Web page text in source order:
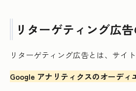
リターゲティング広
リターゲティング広告とは、サイ
Google アナリティクスのオーデ